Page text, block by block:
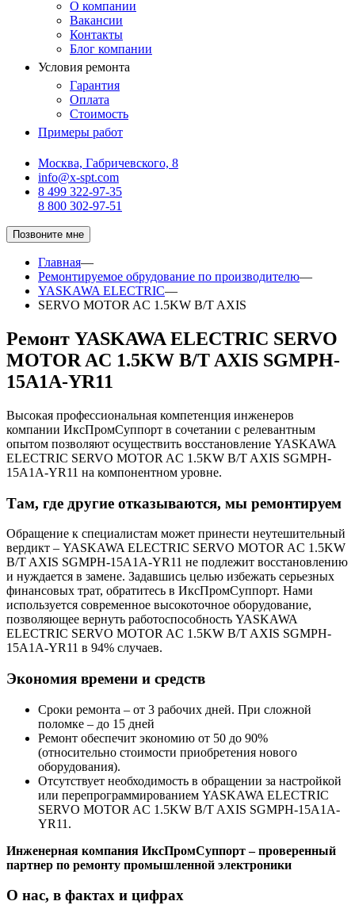
О компании
Вакансии
Контакты
Блог компании
Условия ремонта
Гарантия
Оплата
Стоимость
Примеры работ
Москва, Габричевского, 8
info@x-spt.com
8 499 322-97-35
8 800 302-97-51
Позвоните мне
Главная—
Ремонтируемое обрудование по производителю—
YASKAWA ELECTRIC—
SERVO MOTOR AC 1.5KW B/T AXIS
Ремонт YASKAWA ELECTRIC SERVO
MOTOR AC 1.5KW B/T AXIS SGMPH-
15A1A-YR11
Высокая профессиональная компетенция инженеров
компании ИксПромСуппорт в сочетании с релевантным
опытом позволяют осуществить восстановление YASKAWA
ELECTRIC SERVO MOTOR AC 1.5KW B/T AXIS SGMPH-
15A1A-YR11 на компонентном уровне.
Там, где другие отказываются, мы ремонтируем
Обращение к специалистам может принести неутешительный
вердикт – YASKAWA ELECTRIC SERVO MOTOR AC 1.5KW
B/T AXIS SGMPH-15A1A-YR11 не подлежит восстановлению
и нуждается в замене. Задавшись целью избежать серьезных
финансовых трат, обратитесь в ИксПромСуппорт. Нами
используется современное высокоточное оборудование,
позволяющее вернуть работоспособность YASKAWA
ELECTRIC SERVO MOTOR AC 1.5KW B/T AXIS SGMPH-
15A1A-YR11 в 94% случаев.
Экономия времени и средств
Сроки ремонта – от 3 рабочих дней. При сложной
поломке – до 15 дней
Ремонт обеспечит экономию от 50 до 90%
(относительно стоимости приобретения нового
оборудования).
Отсутствует необходимость в обращении за настройкой
или перепрограммированием YASKAWA ELECTRIC
SERVO MOTOR AC 1.5KW B/T AXIS SGMPH-15A1A-
YR11.
Инженерная компания ИксПромСуппорт – проверенный
партнер по ремонту промышленной электроники
О нас, в фактах и цифрах